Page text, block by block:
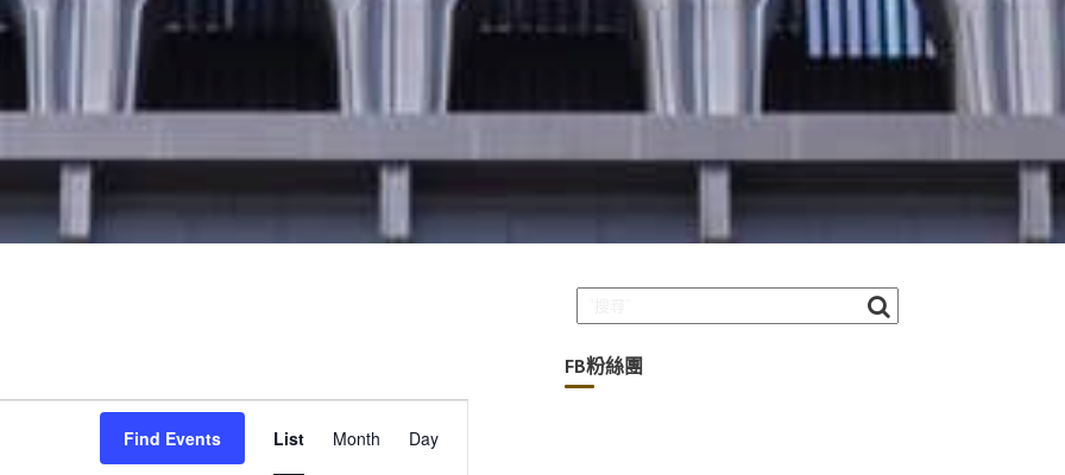
Find Events
v
List Month Day
FB粉絲團